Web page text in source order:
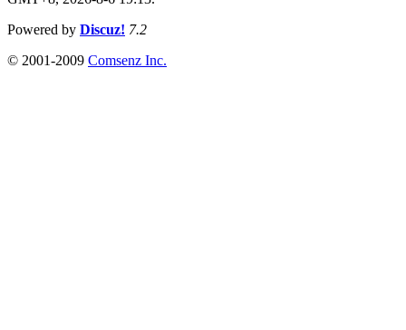
Powered by Discuz! 7.2
© 2001-2009 Comsenz Inc.